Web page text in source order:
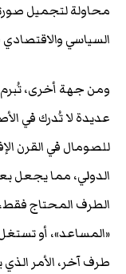
محاولة لتجميل
السياسي والاقتصادي
ومن جهة أخرى،
عديدة لا تُدرك في
للصومال في القرن
الدولي، مما يجعل
الطرف المحتاج
«المساعد»، أو
طرف آخر، الأمر